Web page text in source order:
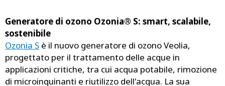
Generatore di ozono Ozonia® S: smart, scalabile,
sostenibile
Ozonia S è il nuovo generatore di ozono Veolia,
progettato per il trattamento delle acque in
applicazioni critiche, tra cui acqua potabile, rimozione
di microinquinanti e riutilizzo dell'acqua. La sua